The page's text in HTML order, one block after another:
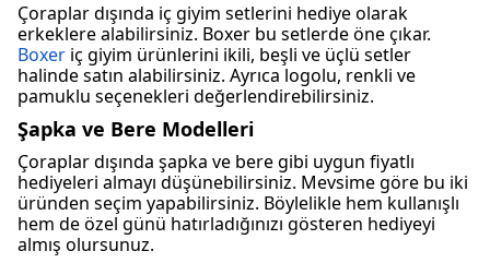
Çoraplar dışında iç giyim setlerini hediye olarak
erkeklere alabilirsiniz. Boxer bu setlerde öne çıkar.
Boxer iç giyim ürünlerini ikili, beşli ve üçlü setler
halinde satın alabilirsiniz. Ayrıca logolu, renkli ve
pamuklu seçenekleri değerlendirebilirsiniz.
Şapka ve Bere Modelleri
Çoraplar dışında şapka ve bere gibi uygun fiyatlı
hediyeleri almayı düşünebilirsiniz. Mevsime göre bu iki
üründen seçim yapabilirsiniz. Böylelikle hem kullanışlı
hem de özel günü hatırladığınızı gösteren hediyeyi
almış olursunuz.